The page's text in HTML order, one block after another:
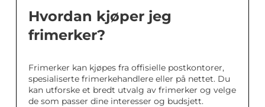
Hvordan kjøper jeg
frimerker?
Frimerker kan kjøpes fra offisielle postkontorer,
spesialiserte frimerkehandlere eller på nettet. Du
kan utforske et bredt utvalg av frimerker og velge
de som passer dine interesser og budsjett.